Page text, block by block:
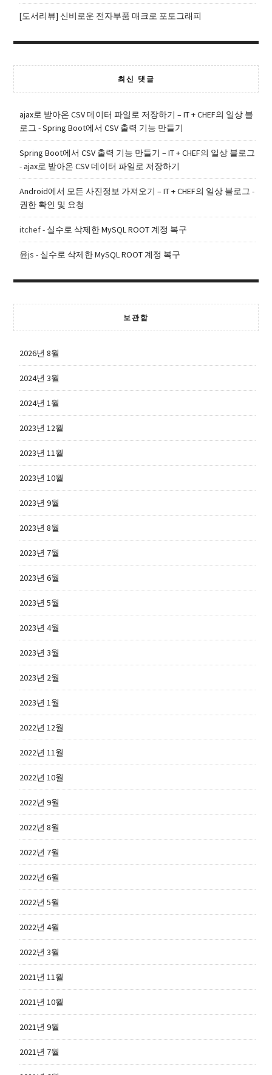
[도서리뷰] 신비로운 전자부품 매크로 포토그래피
최신 댓글
ajax로 받아온 CSV 데이터 파일로 저장하기 – IT + CHEF의 일상 블
로그 -Spring Boot에서 CSV 출력 기능 만들기
Spring Boot에서 CSV 출력 기능 만들기 – IT + CHEF의 일상 블로그
-ajax로 받아온 CSV 데이터 파일로 저장하기
Android에서 모든 사진정보 가져오기 – IT + CHEF의 일상 블로그 -
권한 확인 및 요청
itchef- 실수로 삭제한 MySQL ROOT 계정 복구
윤js - 실수로 삭제한 MySQL ROOT 계정 복구
보관함
2026년 8월
2024년 3월
2024년 1월
2023년 12월
2023년 11월
2023년 10월
2023년 9월
2023년 8월
2023년 7월
2023년 6월
2023년 5월
2023년 4월
2023년 3월
2023년 2월
2023년 1월
2022년 12월
2022년 11월
2022년 10월
2022년 9월
2022년 8월
2022년 7월
2022년 6월
2022년 5월
2022년 4월
2022년 3월
2021년 11월
2021년 10월
2021년 9월
2021년 7월